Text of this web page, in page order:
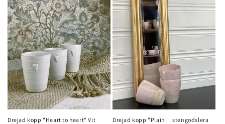
Drejad kopp "Heart to heart" Vit Drejad kopp "Plain" i stengodslera